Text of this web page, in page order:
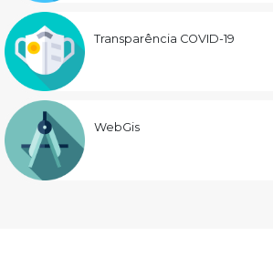
Transparência COVID-19
WebGis